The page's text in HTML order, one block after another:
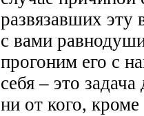
развязавших
с вами
прогоним его с
себя – это
ни от кого,